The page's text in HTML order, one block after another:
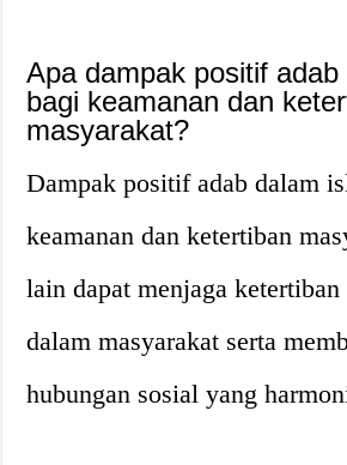
Apa dampak positif
bagi keamanan dan
masyarakat?
Dampak positif adab dalam
keamanan dan ketertiban
lain dapat menjaga ketertiban
dalam masyarakat serta
hubungan sosial yang